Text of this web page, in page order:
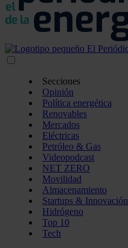
Secciones
Opinión
Política energética
Renovables
Mercados
Eléctricas
Petróleo & Gas
Videopodcast
NET ZERO
Movilidad
Almacenamiento
Startups & Innovación
Hidrógeno
Top 10
Tech